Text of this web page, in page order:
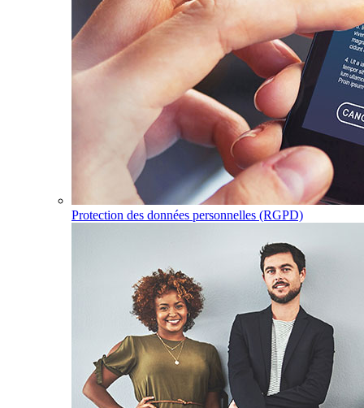
Protection des données personnelles (RGPD)